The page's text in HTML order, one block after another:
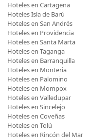
Hoteles en Cartagena
Hoteles Isla de Barú
Hoteles en San Andrés
Hoteles en Providencia
Hoteles en Santa Marta
Hoteles en Taganga
Hoteles en Barranquilla
Hoteles en Monteria
Hoteles en Palomino
Hoteles en Mompox
Hoteles en Valledupar
Hoteles en Sincelejo
Hoteles en Coveñas
Hoteles en Tolú
Hoteles en Rincón del Mar